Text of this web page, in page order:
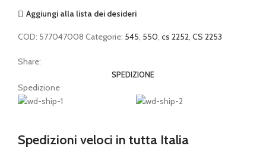
Aggiungi alla lista dei desideri
COD: 577047008 Categorie: 545 550 cs 2252 CS 2253
Share:
SPEDIZIONE
Spedizione
Spedizioni veloci in tutta Italia